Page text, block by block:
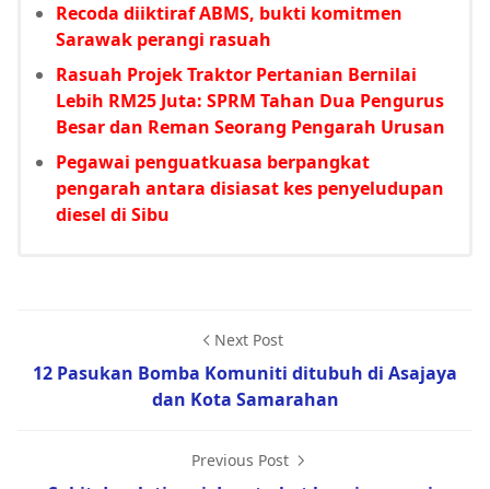
Recoda diiktiraf ABMS, bukti komitmen
Sarawak perangi rasuah
Rasuah Projek Traktor Pertanian Bernilai
Lebih RM25 Juta: SPRM Tahan Dua Pengurus
Besar dan Reman Seorang Pengarah Urusan
Pegawai penguatkuasa berpangkat
pengarah antara disiasat kes penyeludupan
diesel di Sibu
Next Post
12 Pasukan Bomba Komuniti ditubuh di Asajaya
dan Kota Samarahan
Previous Post